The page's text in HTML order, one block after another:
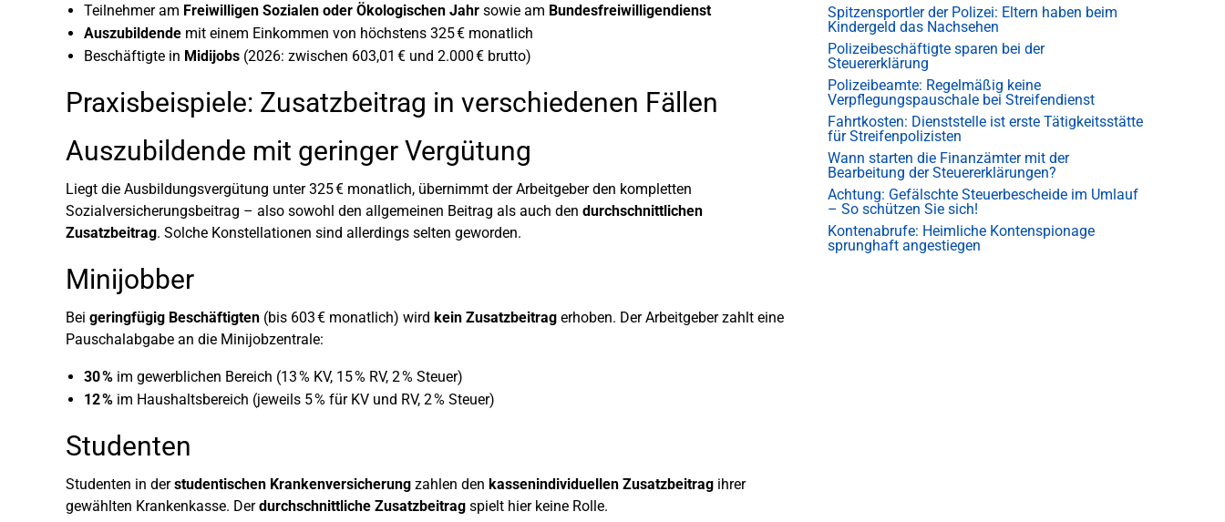
Teilnehmer am Freiwilligen Sozialen oder Ökologischen Jahr sowie am Bundesfreiwilligendienst
Auszubildende mit einem Einkommen von höchstens 325 € monatlich
Beschäftigte in Midijobs (2026: zwischen 603,01 € und 2.000 € brutto)
Praxisbeispiele: Zusatzbeitrag in verschiedenen Fällen
Auszubildende mit geringer Vergütung
Liegt die Ausbildungsvergütung unter 325 € monatlich, übernimmt der Arbeitgeber den kompletten
Sozialversicherungsbeitrag – also sowohl den allgemeinen Beitrag als auch den durchschnittlichen
Zusatzbeitrag. Solche Konstellationen sind allerdings selten geworden.
Minijobber
Bei geringfügig Beschäftigten (bis 603 € monatlich) wird kein Zusatzbeitrag erhoben. Der Arbeitgeber zahlt eine
Pauschalabgabe an die Minijobzentrale:
30 % im gewerblichen Bereich (13 % KV, 15 % RV, 2 % Steuer)
12 % im Haushaltsbereich (jeweils 5 % für KV und RV, 2 % Steuer)
Studenten
Studenten in derstudentischen Krankenversicherung zahlen den kassenindividuellen Zusatzbeitrag ihrer
gewählten Krankenkasse. Derdurchschnittliche Zusatzbeitrag spielt hier keine Rolle.
Spitzensportler der Polizei: Eltern haben beim
Kindergeld das Nachsehen
Polizeibeschäftigte sparen bei der
Steuererklärung
Polizeibeamte: Regelmäßig keine
Verpflegungspauschale bei Streifendienst
Fahrtkosten: Dienststelle ist erste Tätigkeitsstätte
für Streifenpolizisten
Wann starten die Finanzämter mit der
Bearbeitung der Steuererklärungen?
Achtung: Gefälschte Steuerbescheide im Umlauf
– So schützen Sie sich!
Kontenabrufe: Heimliche Kontenspionage
sprunghaft angestiegen